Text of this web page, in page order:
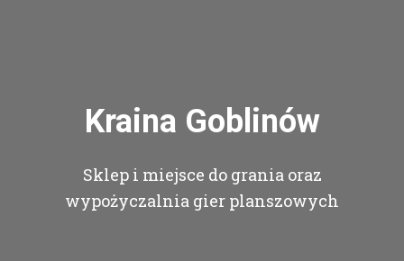
Kraina Goblinów
Sklep i miejsce do grania oraz
wypożyczalnia gier planszowych